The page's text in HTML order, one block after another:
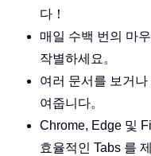
다！
매일 수백 번의 마
작별하세요。
여러 문서를 보거
여줍니다。
Chrome, Edge 및
효율적인 Tabs 를